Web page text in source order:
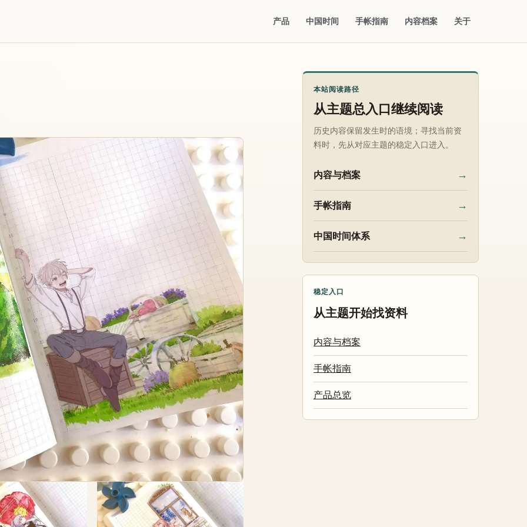
产品 中国时间 手帐指南 内容档案 关于
本站阅读路径
从主题总入口继续阅读
历史内容保留发生时的语境；寻找当前资
料时，先从对应主题的稳定入口进入。
内容与档案 →
手帐指南 →
中国时间体系 →
稳定入口
从主题开始找资料
内容与档案
手帐指南
产品总览